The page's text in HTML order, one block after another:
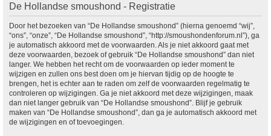
De Hollandse smoushond - Registratie
Door het bezoeken van “De Hollandse smoushond” (hierna genoemd “wij”,
“ons”, “onze”, “De Hollandse smoushond”, “http://smoushondenforum.nl”), ga
je automatisch akkoord met de voorwaarden. Als je niet akkoord gaat met
deze voorwaarden, bezoek of gebruik “De Hollandse smoushond” dan niet
langer. We hebben het recht om de voorwaarden op ieder moment te
wijzigen en zullen ons best doen om je hiervan tijdig op de hoogte te
brengen, het is echter aan te raden om zelf de voorwaarden regelmatig te
controleren op wijzigingen. Ga je niet akkoord met deze wijzigingen, maak
dan niet langer gebruik van “De Hollandse smoushond”. Blijf je gebruik
maken van “De Hollandse smoushond”, dan ga je automatisch akkoord met
de wijzigingen en of toevoegingen.